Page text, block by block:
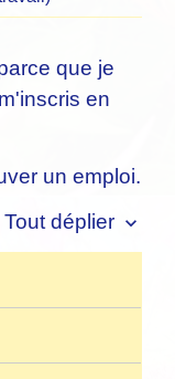
que je
en
un emploi.
Tout déplier keyboard_arrow_down